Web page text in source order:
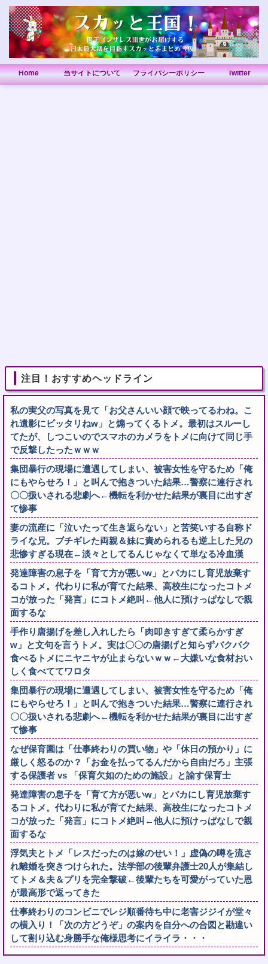
Home 当サイトについて プライバシーポリシー Twitter
注目！おすすめヘッドライン
私の実父の写真を見て「お父さんいい顔で映ってるわね。こ
れ遺影にピッタリねw」と煽ってくるトメ。最初はスルーし
てたが、しつこいのでスマホのカメラをトメに向けて同じ手
で反撃したったｗｗｗ
集団暴行の現場に遭遇してしまい、被害女性を守るため「俺
にもやらせろ！」と叫んで抱きついた結果…警察に連行され
〇〇扱いされる悲劇へ←機転を利かせた結果が裏目に出すぎ
て惨事
妻の流産に「泣いたって生き返らない」と苦笑いする自称ド
ライな兄。ブチギレた両親＆妹に責められるも逆上した兄の
悲惨すぎる現在←淡々としてるんじゃなくて単なる冷血漢
発達障害の息子を「育て方が悪いw」とバカにし育児放棄す
るコトメ。代わりに私が育てた結果、高校生になったコトメ
コが放った「発言」にコトメ絶叫←他人に預けっぱなしで親
面するな
手作り唐揚げを差し入れしたら「肉叩きすぎて柔らかすぎ
w」と文句を言うトメ。実は〇〇の唐揚げと知らずバクバク
食べるトメにニヤニヤが止まらないｗｗ←大嫌いな食材おい
しく食べててワロタ
集団暴行の現場に遭遇してしまい、被害女性を守るため「俺
にもやらせろ！」と叫んで抱きついた結果…警察に連行され
〇〇扱いされる悲劇へ←機転を利かせた結果が裏目に出すぎ
て惨事
なぜ保育園は「仕事終わりの買い物」や「休日の預かり」に
厳しく怒るのか？「お金を払ってるんだから自由だろ」主張
する保護者 vs 「保育欠如のための施設」と諭す保育士
発達障害の息子を「育て方が悪いw」とバカにし育児放棄す
るコトメ。代わりに私が育てた結果、高校生になったコトメ
コが放った「発言」にコトメ絶叫←他人に預けっぱなしで親
面するな
浮気夫とトメ「レスだったのは嫁のせい！」虚偽の噂を流さ
れ離婚を突きつけられた。法学部の後輩弁護士20人が集結し
てトメ＆夫＆プリを完全撃破←後輩たちを可愛がっていた恩
が最高形で返ってきた
仕事終わりのコンビニでレジ順番待ち中に老害ジジイが堂々
の横入り！「次の方どうぞ」の案内を自分への合図と勘違い
して割り込む身勝手な俺様思考にイライラ・・・